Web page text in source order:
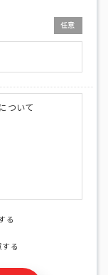
任意
ついて
る
する